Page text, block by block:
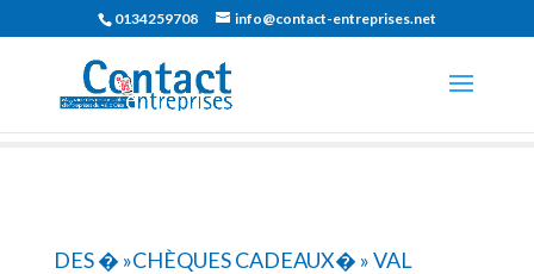
0134259708 info@contact-entreprises.net
DES � »CHÈQUES CADEAUX� » VAL